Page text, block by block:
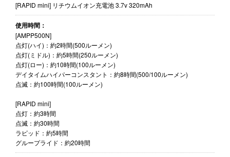
[RAPID mini] リチウムイオン充電池 3.7v 320mAh
使用時間：
[AMPP500N]
点灯(ハイ)：約2時間(500ルーメン)
点灯(ミドル)：約5時間(250ルーメン)
点灯(ロー)：約10時間(100ルーメン)
デイタイムハイパーコンスタント：約8時間(500/100ルーメン)
点滅：約100時間(100ルーメン)
[RAPID mini]
点灯：約3時間
点滅：約30時間
ラピッド：約5時間
グループライド：約20時間